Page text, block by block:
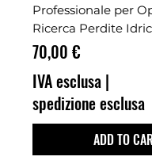
Professionale per
Ricerca Perdite
Prezzo
70,00 €
IVA esclusa |
spedizione esclusa
ADD TO